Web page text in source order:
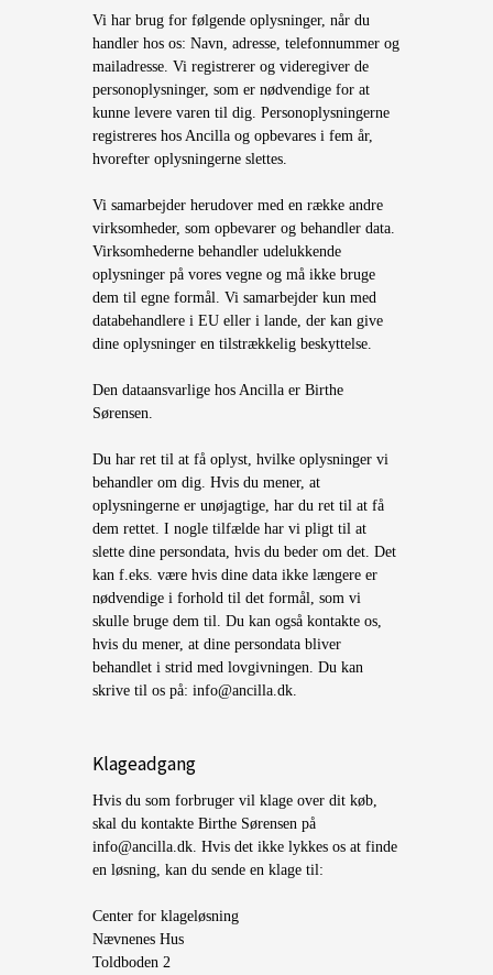
Vi har brug for følgende oplysninger, når du
handler hos os: Navn, adresse, telefonnummer og
mailadresse. Vi registrerer og videregiver de
personoplysninger, som er nødvendige for at
kunne levere varen til dig. Personoplysningerne
registreres hos Ancilla og opbevares i fem år,
hvorefter oplysningerne slettes.
Vi samarbejder herudover med en række andre
virksomheder, som opbevarer og behandler data.
Virksomhederne behandler udelukkende
oplysninger på vores vegne og må ikke bruge
dem til egne formål. Vi samarbejder kun med
databehandlere i EU eller i lande, der kan give
dine oplysninger en tilstrækkelig beskyttelse.
Den dataansvarlige hos Ancilla er Birthe
Sørensen.
Du har ret til at få oplyst, hvilke oplysninger vi
behandler om dig. Hvis du mener, at
oplysningerne er unøjagtige, har du ret til at få
dem rettet. I nogle tilfælde har vi pligt til at
slette dine persondata, hvis du beder om det. Det
kan f.eks. være hvis dine data ikke længere er
nødvendige i forhold til det formål, som vi
skulle bruge dem til. Du kan også kontakte os,
hvis du mener, at dine persondata bliver
behandlet i strid med lovgivningen. Du kan
skrive til os på: info@ancilla.dk.
Klageadgang
Hvis du som forbruger vil klage over dit køb,
skal du kontakte Birthe Sørensen på
info@ancilla.dk. Hvis det ikke lykkes os at finde
en løsning, kan du sende en klage til:
Center for klageløsning
Nævnenes Hus
Toldboden 2